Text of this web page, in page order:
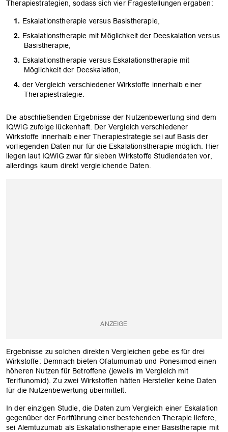
Therapiestrategien, sodass sich vier Fragestellungen ergaben:
Eskalationstherapie versus Basistherapie,
Eskalationstherapie mit Möglichkeit der Deeskalation versus
Basistherapie,
Eskalationstherapie versus Eskalationstherapie mit
Möglichkeit der Deeskalation,
der Vergleich verschiedener Wirkstoffe innerhalb einer
Therapiestrategie.
Die abschließenden Ergebnisse der Nutzenbewertung sind dem
IQWiG zufolge lückenhaft. Der Vergleich verschiedener
Wirkstoffe innerhalb einer Therapiestrategie sei auf Basis der
vorliegenden Daten nur für die Eskalationstherapie möglich. Hier
liegen laut IQWiG zwar für sieben Wirkstoffe Studiendaten vor,
allerdings kaum direkt vergleichende Daten.
Ergebnisse zu solchen direkten Vergleichen gebe es für drei
Wirkstoffe: Demnach bieten Ofatumumab und Ponesimod einen
höheren Nutzen für Betroffene (jeweils im Vergleich mit
Teriflunomid). Zu zwei Wirkstoffen hätten Hersteller keine Daten
für die Nutzenbewertung übermittelt.
In der einzigen Studie, die Daten zum Vergleich einer Eskalation
gegenüber der Fortführung einer bestehenden Therapie liefere,
sei Alemtuzumab als Eskalationstherapie einer Basistherapie mit